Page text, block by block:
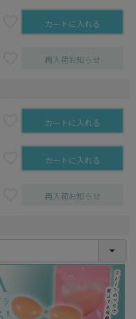
カートに入れる
再入荷お知らせ
カートに入れる
カートに入れる
再入荷お知らせ